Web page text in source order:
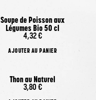
Soupe de Poisson aux
Légumes Bio 50 cl
4,32 €
AJOUTER AU PANIER
Thon au Naturel
3,80 €